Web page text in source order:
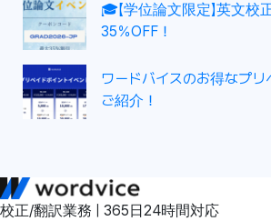
🎓【学位論文限定】英文校
35％OFF！
ワードバイスのお得なプリ
ご紹介！
校正/翻訳業務 | 365日24時間対応